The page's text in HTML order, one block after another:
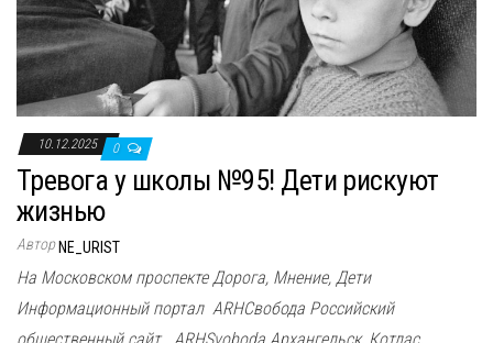
10.12.2025 0
Тревога у школы №95! Дети рискуют
жизнью
Автор NE_URIST
На Московском проспекте Дорога, Мнение, Дети
Информационный портал ARHСвобода Российский